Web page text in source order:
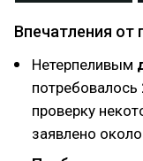
Впечатления от
Нетерпеливым
проверку
заявлено